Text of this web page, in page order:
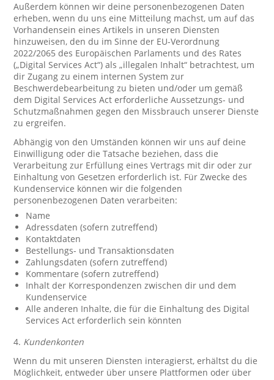
Außerdem können wir deine personenbezogenen Daten
erheben, wenn du uns eine Mitteilung machst, um auf das
Vorhandensein eines Artikels in unseren Diensten
hinzuweisen, den du im Sinne der EU-Verordnung
2022/2065 des Europäischen Parlaments und des Rates
(„Digital Services Act“) als „illegalen Inhalt“ betrachtest, um
dir Zugang zu einem internen System zur
Beschwerdebearbeitung zu bieten und/oder um gemäß
dem Digital Services Act erforderliche Aussetzungs- und
Schutzmaßnahmen gegen den Missbrauch unserer Dienste
zu ergreifen.
Abhängig von den Umständen können wir uns auf deine
Einwilligung oder die Tatsache beziehen, dass die
Verarbeitung zur Erfüllung eines Vertrags mit dir oder zur
Einhaltung von Gesetzen erforderlich ist. Für Zwecke des
Kundenservice können wir die folgenden
personenbezogenen Daten verarbeiten:
Name
Adressdaten (sofern zutreffend)
Kontaktdaten
Bestellungs- und Transaktionsdaten
Zahlungsdaten (sofern zutreffend)
Kommentare (sofern zutreffend)
Inhalt der Korrespondenzen zwischen dir und dem
Kundenservice
Alle anderen Inhalte, die für die Einhaltung des Digital
Services Act erforderlich sein könnten
4. Kundenkonten
Wenn du mit unseren Diensten interagierst, erhältst du die
Möglichkeit, entweder über unsere Plattformen oder über